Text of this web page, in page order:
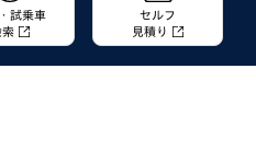
試乗車
索
セルフ
見積り